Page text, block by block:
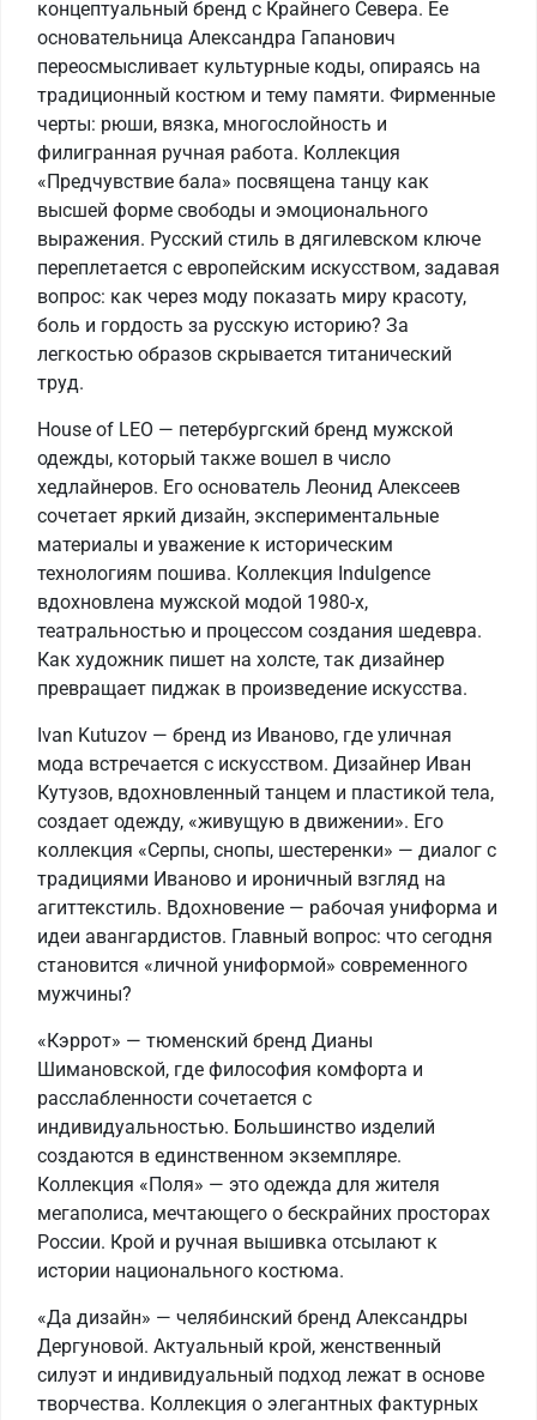
концептуальный бренд с Крайнего Севера. Ее
основательница Александра Гапанович
переосмысливает культурные коды, опираясь на
традиционный костюм и тему памяти. Фирменные
черты: рюши, вязка, многослойность и
филигранная ручная работа. Коллекция
«Предчувствие бала» посвящена танцу как
высшей форме свободы и эмоционального
выражения. Русский стиль в дягилевском ключе
переплетается с европейским искусством, задавая
вопрос: как через моду показать миру красоту,
боль и гордость за русскую историю? За
легкостью образов скрывается титанический
труд.
House of LEO — петербургский бренд мужской
одежды, который также вошел в число
хедлайнеров. Его основатель Леонид Алексеев
сочетает яркий дизайн, экспериментальные
материалы и уважение к историческим
технологиям пошива. Коллекция Indulgence
вдохновлена мужской модой 1980-х,
театральностью и процессом создания шедевра.
Как художник пишет на холсте, так дизайнер
превращает пиджак в произведение искусства.
Ivan Kutuzov — бренд из Иваново, где уличная
мода встречается с искусством. Дизайнер Иван
Кутузов, вдохновленный танцем и пластикой тела,
создает одежду, «живущую в движении». Его
коллекция «Серпы, снопы, шестеренки» — диалог с
традициями Иваново и ироничный взгляд на
агиттекстиль. Вдохновение — рабочая униформа и
идеи авангардистов. Главный вопрос: что сегодня
становится «личной униформой» современного
мужчины?
«Кэррот» — тюменский бренд Дианы
Шимановской, где философия комфорта и
расслабленности сочетается с
индивидуальностью. Большинство изделий
создаются в единственном экземпляре.
Коллекция «Поля» — это одежда для жителя
мегаполиса, мечтающего о бескрайних просторах
России. Крой и ручная вышивка отсылают к
истории национального костюма.
«Да дизайн» — челябинский бренд Александры
Дергуновой. Актуальный крой, женственный
силуэт и индивидуальный подход лежат в основе
творчества. Коллекция о элегантных фактурных